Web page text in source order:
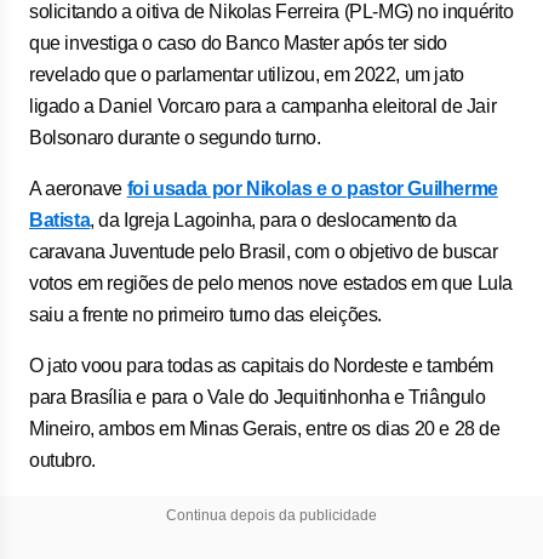
solicitando a oitiva de Nikolas Ferreira (PL-MG) no inquérito
que investiga o caso do Banco Master após ter sido
revelado que o parlamentar utilizou, em 2022, um jato
ligado a Daniel Vorcaro para a campanha eleitoral de Jair
Bolsonaro durante o segundo turno.
A aeronave foi usada por Nikolas e o pastor Guilherme
Batista, da Igreja Lagoinha, para o deslocamento da
caravana Juventude pelo Brasil, com o objetivo de buscar
votos em regiões de pelo menos nove estados em que Lula
saiu a frente no primeiro turno das eleições.
O jato voou para todas as capitais do Nordeste e também
para Brasília e para o Vale do Jequitinhonha e Triângulo
Mineiro, ambos em Minas Gerais, entre os dias 20 e 28 de
outubro.
Continua depois da publicidade